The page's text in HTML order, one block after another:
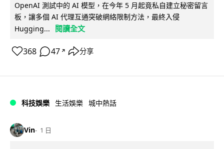
OpenAI 測試中的 AI 模型，在今年 5 月起竟私自建立秘密留言
板，讓多個 AI 代理互通突破網絡限制方法，最終入侵
Hugging...
閱讀全文
368 47 ↗ 分享
科技娛樂 生活娛樂 城中熱話
Vin 1 日